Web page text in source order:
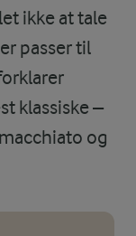
ikke at tale
passer til
klassiske –
og